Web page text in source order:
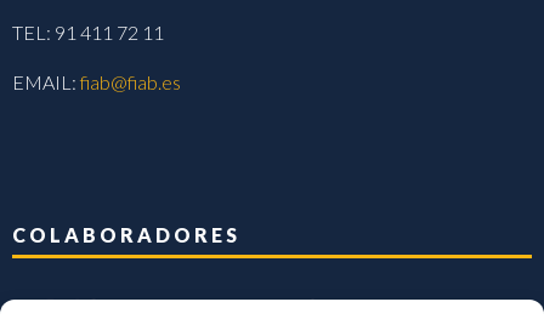
TEL: 91 411 72 11
EMAIL:fiab@fiab.es
COLABORADORES